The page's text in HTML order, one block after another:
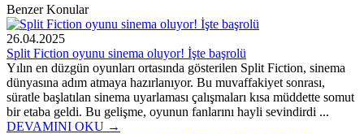
Benzer Konular
26.04.2025
Split Fiction oyunu sinema oluyor! İşte başrolü
Yılın en düzgün oyunları ortasında gösterilen Split Fiction, sinema
dünyasına adım atmaya hazırlanıyor. Bu muvaffakiyet sonrası,
süratle başlatılan sinema uyarlaması çalışmaları kısa müddette somut
bir etaba geldi. Bu gelişme, oyunun fanlarını hayli sevindirdi ...
DEVAMINI OKU →